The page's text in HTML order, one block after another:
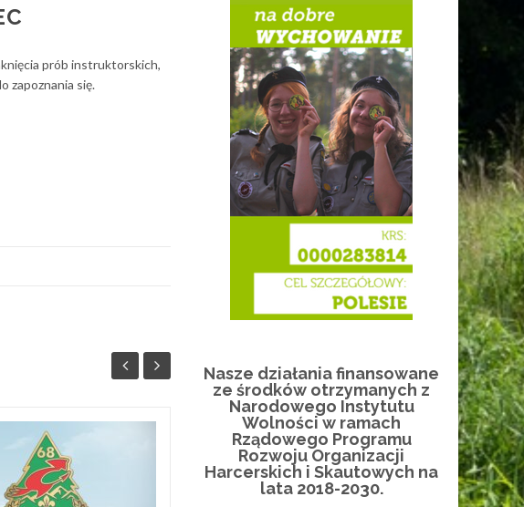
prób instruktorskich,
zapoznania się.
NOC MUZEÓW
16.05.2026 r.
W sobotę 16 maja 2026 r., w
04
MAR
Nasze działania finansowane
ze środków otrzymanych z
Narodowego Instytutu
Wolności w ramach
Rządowego Programu
Rozwoju Organizacji
Harcerskich i Skautowych na
lata 2018-2030.